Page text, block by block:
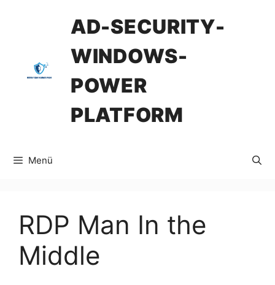
AD-SECURITY-
WINDOWS-
POWER
PLATFORM
Menü
RDP Man In the
Middle